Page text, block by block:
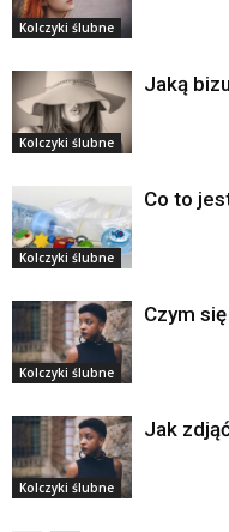
Kolczyki ślubne
Kolczyki ślubne
Jaką
Kolczyki ślubne
Co to
Kolczyki ślubne
Czym
Kolczyki ślubne
Jak